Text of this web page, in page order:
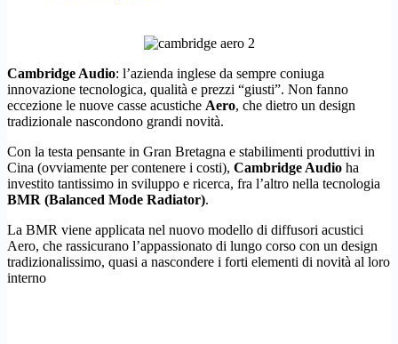
Cambridge Audio: l’azienda inglese da sempre coniuga
innovazione tecnologica, qualità e prezzi “giusti”. Non fanno
eccezione le nuove casse acustiche Aero, che dietro un design
tradizionale nascondono grandi novità.
Con la testa pensante in Gran Bretagna e stabilimenti produttivi in
Cina (ovviamente per contenere i costi), Cambridge Audio ha
investito tantissimo in sviluppo e ricerca, fra l’altro nella tecnologia
BMR (Balanced Mode Radiator).
La BMR viene applicata nel nuovo modello di diffusori acustici
Aero, che rassicurano l’appassionato di lungo corso con un design
tradizionalissimo, quasi a nascondere i forti elementi di novità al loro
interno